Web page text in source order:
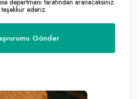
departmanı tarafından aranacaksınız.
ederiz.